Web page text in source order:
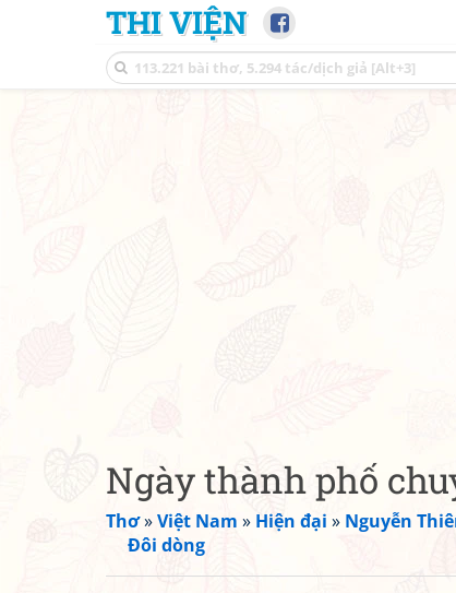
THI VIỆN
Ngày thành phố
Thơ»Việt Nam » Hiện đại » Nguyễn
Đôi dòng